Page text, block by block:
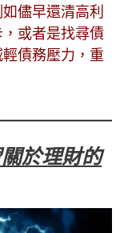
儘早還清高利
或者是找尋債
債務壓力，重
於理財的